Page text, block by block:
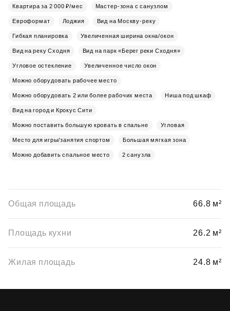
Квартира за 2 000 ₽/мес Мастер-зона с санузлом
Евроформат Лоджия Вид на Москву-реку
Гибкая планировка Увеличенная ширина окна/окон
Вид на реку Сходня Вид на парк «Берег реки Сходня»
Угловое остекление Увеличенное число окон
Можно оборудовать рабочее место
Можно оборудовать 2 или более рабочих места Ниша под шкаф
Вид на город и Крокус Сити
Можно поставить большую кровать в спальне Угловая
Место для игры/занятия спортом Большая мягкая зона
Можно добавить спальное место 2 санузла
Общая площадь 66.8 м²
Площадь кухни 26.2 м²
Жилая площадь 24.8 м²